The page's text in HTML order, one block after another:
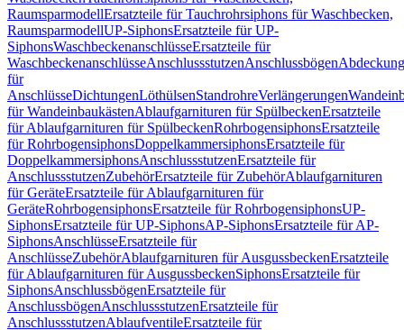
RaumsparmodellErsatzteile für Tauchrohrsiphons für Waschbecken,
RaumsparmodellUP-SiphonsErsatzteile für UP-
SiphonsWaschbeckenanschlüsseErsatzteile für
WaschbeckenanschlüsseAnschlussstutzenAnschlussbögen
für
AnschlüsseDichtungenLöthülsenStandrohreVerlängerungen
für WandeinbaukästenAblaufgarnituren für SpülbeckenErsatzteile
für Ablaufgarnituren für SpülbeckenRohrbogensiphonsErsatzteile
für RohrbogensiphonsDoppelkammersiphonsErsatzteile für
DoppelkammersiphonsAnschlussstutzenErsatzteile für
AnschlussstutzenZubehörErsatzteile für ZubehörAblaufgarnituren
für GeräteErsatzteile für Ablaufgarnituren für
GeräteRohrbogensiphonsErsatzteile für RohrbogensiphonsUP-
SiphonsErsatzteile für UP-SiphonsAP-SiphonsErsatzteile für AP-
SiphonsAnschlüsseErsatzteile für
AnschlüsseZubehörAblaufgarnituren für AusgussbeckenErsatzteile
für Ablaufgarnituren für AusgussbeckenSiphonsErsatzteile für
SiphonsAnschlussbögenErsatzteile für
AnschlussbögenAnschlussstutzenErsatzteile für
AnschlussstutzenAblaufventileErsatzteile für